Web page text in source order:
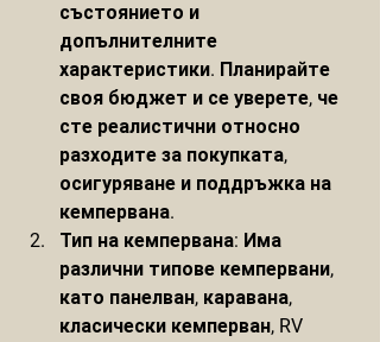
състоянието и
допълнителните
характеристики. Планирайте
своя бюджет и се уверете, че
сте реалистични относно
разходите за покупката,
осигуряване и поддръжка на
кемпервана.
Тип на кемпервана: Има
различни типове кемпервани,
като панелван, каравана,
класически кемперван, RV